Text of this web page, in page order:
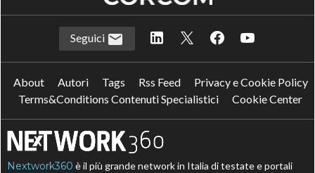
Seguici
About Autori Tags Rss Feed
Privacy e Cookie Policy
Terms&Conditions Contenuti Specialistici
Cookie Center
Nextwork360 è il più grande network in Italia di testate e portali